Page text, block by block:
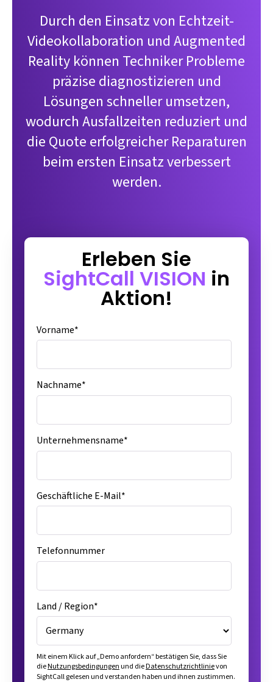
Durch den Einsatz von Echtzeit-
Videokollaboration und Augmented
Reality können Techniker Probleme
präzise diagnostizieren und
Lösungen schneller umsetzen,
wodurch Ausfallzeiten reduziert und
die Quote erfolgreicher Reparaturen
beim ersten Einsatz verbessert
werden.
Erleben Sie
SightCall VISION in
Aktion!
Vorname*
Nachname*
Unternehmensname*
Geschäftliche E-Mail*
Telefonnummer
Land / Region*
Mit einem Klick auf „Demo anfordern“ bestätigen Sie, dass Sie
dieNutzungsbedingungen und dieDatenschutzrichtlinievon
SightCall gelesen und verstanden haben und ihnen zustimmen.